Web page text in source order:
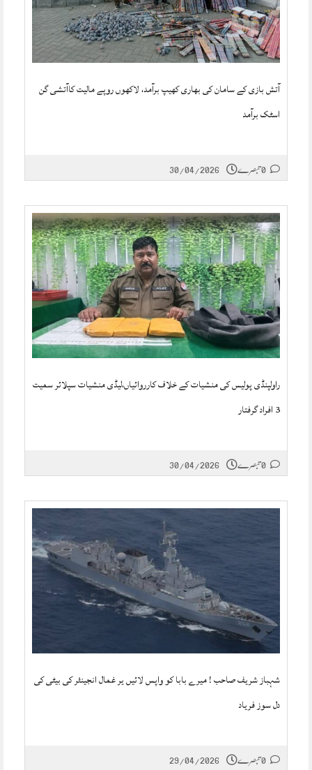
آتش بازی کے سامان کی بھاری کھیپ برآمد، لاکھوں روپے مالیت کاآتشی گن
اسٹک برآمد
30/04/2026
راولپنڈی پولیس کی منشیات کے خلاف کارروائیاں،لیڈی منشیات سپلائر سمیت
3 افراد گرفتار
30/04/2026
شہباز شریف صاحب ! میرے بابا کو واپس لائیں یر غمال انجینئر کی بیٹی کی
دل سوز فریاد
29/04/2026